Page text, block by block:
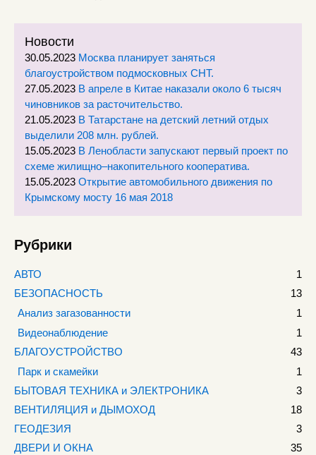
Новости
30.05.2023 Москва планирует заняться
благоустройством подмосковных СНТ.
27.05.2023 В апреле в Китае наказали около 6 тысяч
чиновников за расточительство.
21.05.2023 В Татарстане на детский летний отдых
выделили 208 млн. рублей.
15.05.2023 В Ленобласти запускают первый проект по
схеме жилищно–накопительного кооператива.
15.05.2023 Открытие автомобильного движения по
Крымскому мосту 16 мая 2018
Рубрики
АВТО
1
БЕЗОПАСНОСТЬ
13
Анализ загазованности
1
Видеонаблюдение
1
БЛАГОУСТРОЙСТВО
43
Парк и скамейки
1
БЫТОВАЯ ТЕХНИКА и ЭЛЕКТРОНИКА
3
ВЕНТИЛЯЦИЯ и ДЫМОХОД
18
ГЕОДЕЗИЯ
3
ДВЕРИ И ОКНА
35